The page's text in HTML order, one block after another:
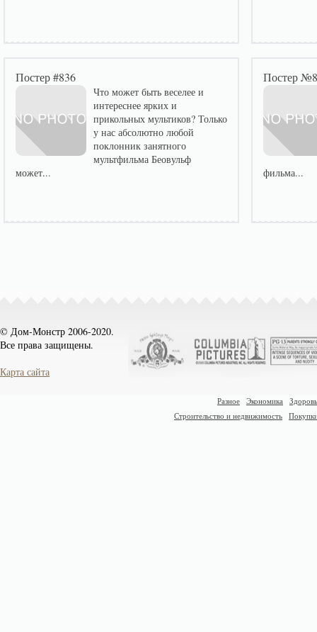
Постер #836
Что может быть веселее и
интереснее ярких и
прикольных мультиков? Только
у нас абсолютно любой
поклонник занятного
мультфильма Беовульф
может...
Постер
фильма...
© Дом-Монстр 2006-2020.
Все права защищены.
Карта сайта
Разное Экономика
Строительство и недвижимость